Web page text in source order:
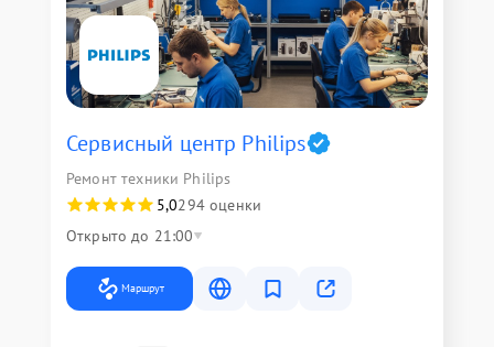
Сервисный центр Philips
Ремонт техники Philips
5,0294 оценки
Открыто до 21:00
Маршрут